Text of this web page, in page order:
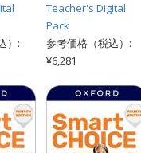
）:
Teacher's Digital
Pack
参考価格（税込）:
¥6,281